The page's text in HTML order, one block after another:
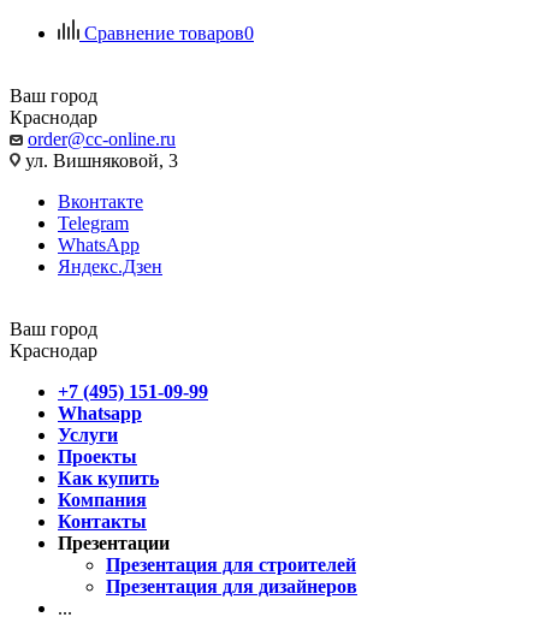
Сравнение товаров0
Ваш город
Краснодар
order@cc-online.ru
ул. Вишняковой, 3
Вконтакте
Telegram
WhatsApp
Яндекс.Дзен
Ваш город
Краснодар
+7 (495) 151-09-99
Whatsapp
Услуги
Проекты
Как купить
Компания
Контакты
Презентации
Презентация для строителей
Презентация для дизайнеров
...